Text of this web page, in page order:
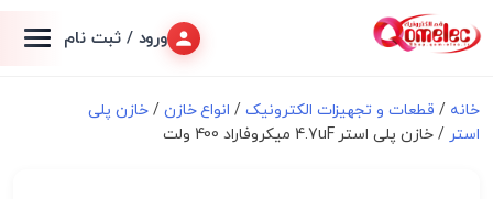
ورود / ثبت نام
خانه / قطعات و تجهیزات الکترونیک/ انواع خازن /خازن پلی
استر / خازن پلی استر 4.7uF میکروفاراد 400 ولت